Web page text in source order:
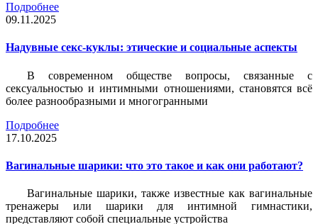
Подробнее
09.11.2025
Надувные секс-куклы: этические и социальные аспекты
В современном обществе вопросы, связанные с
сексуальностью и интимными отношениями, становятся всё
более разнообразными и многогранными
Подробнее
17.10.2025
Вагинальные шарики: что это такое и как они работают?
Вагинальные шарики, также известные как вагинальные
тренажеры или шарики для интимной гимнастики,
представляют собой специальные устройства